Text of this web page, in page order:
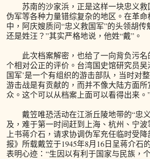
苏南的沙家浜，正是这样一块忠义救
伪军等各种力量错综复杂的地区。在革命
中，阿庆嫂质问“忠义救国军”的头领胡传
还是姓汪？”其实严格地说，他姓“戴”。
此次档案解密，也给了一向背负污名
个相对公正的评价。台湾国史馆研究员吴
国军’是一个有组织的游击部队，当时对
游击战是有贡献的，而并不像大陆方面所
众。这个可以从档案上面可以看得出来。
戴笠唯恐活动在江浙丘陵地带的“忠
及，难于第一时间赶到上海、杭州、宁
上书蒋介石，请求协调伪军充任临时受
报》所载戴笠于1945年8月16日呈蒋介石
表明心迹：“生因以有利于国家与民族，